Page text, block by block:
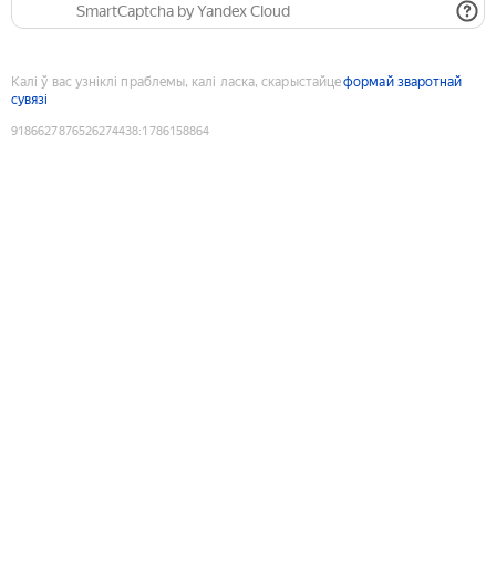
SmartCaptcha by Yandex Cloud
Калі ў вас узніклі праблемы, калі ласка, скарыстайцеформай зваротнай
сувязі
9186627876526274438:1786158864